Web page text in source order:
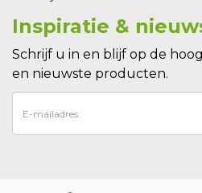
Inspiratie &
Schrijf u in en blijf op de
en nieuwste producten.